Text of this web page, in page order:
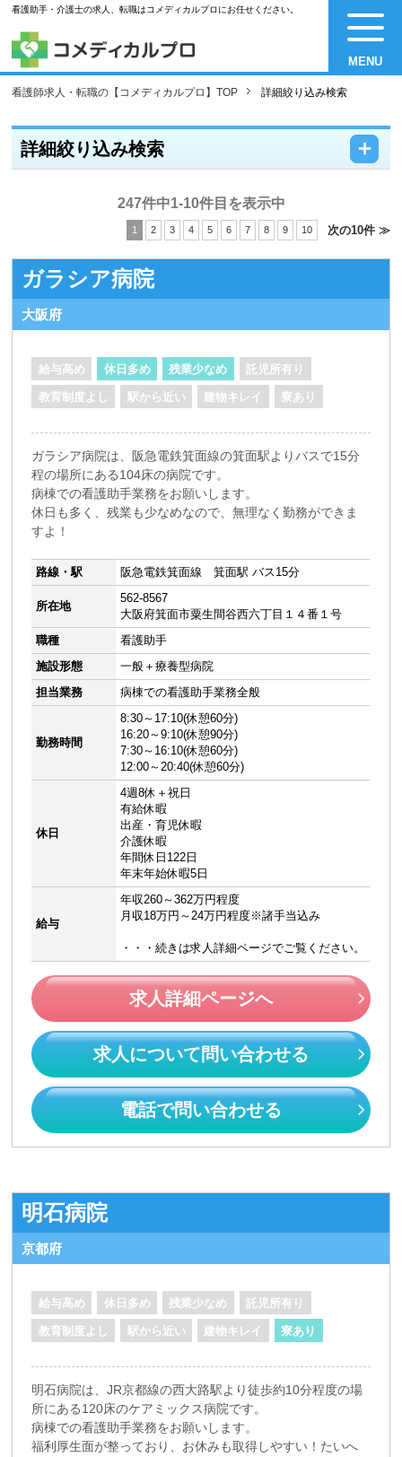
看護助手・介護士の求人、転職はコメディカルプロにお任せください。
MENU
看護師求人・転職の【コメディカルプロ】TOP 詳細絞り込み検索
詳細絞り込み検索 －
＋
247件中1-10件目を表示中
1 2 3 4 5 6 7 8 9 10 次の10件 ≫
ガラシア病院
大阪府
給与高め 休日多め 残業少なめ 託児所有り
教育制度よし 駅から近い 建物キレイ 寮あり
ガラシア病院は、阪急電鉄箕面線の箕面駅よりバスで15分
程の場所にある104床の病院です。
病棟での看護助手業務をお願いします。
休日も多く、残業も少なめなので、無理なく勤務ができま
すよ！
路線・駅 阪急電鉄箕面線 箕面駅 バス15分
所在地
562-8567
大阪府箕面市粟生間谷西六丁目１４番１号
職種
看護助手
施設形態
一般＋療養型病院
担当業務
病棟での看護助手業務全般
勤務時間
8:30～17:10(休憩60分)
16:20～9:10(休憩90分)
7:30～16:10(休憩60分)
12:00～20:40(休憩60分)
休日
4週8休＋祝日
有給休暇
出産・育児休暇
介護休暇
年間休日122日
年末年始休暇5日
給与
年収260～362万円程度
月収18万円～24万円程度※諸手当込み
・・・続きは求人詳細ページでご覧ください。
求人詳細ページへ
求人について問い合わせる
電話で問い合わせる
明石病院
京都府
給与高め 休日多め 残業少なめ 託児所有り
教育制度よし 駅から近い 建物キレイ 寮あり
明石病院は、JR京都線の西大路駅より徒歩約10分程度の場
所にある120床のケアミックス病院です。
病棟での看護助手業務をお願いします。
福利厚生面が整っており、お休みも取得しやすい！たいへ